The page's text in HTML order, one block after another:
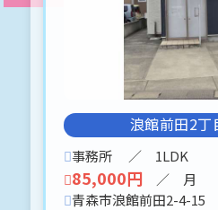
メゾンシェル-202
市浜田２丁目８－１３
浜田地区
ワンルーム 単身者
ご希望でネイルサロ
(o^^o)♪
内見に関しては、事
ます。
(⋈◍＞◡＜◍)。✧♡
浪館前田2丁
事務所 ／ 1LDK
85,000円 ／ 月
青森市浪館前田2-4-15